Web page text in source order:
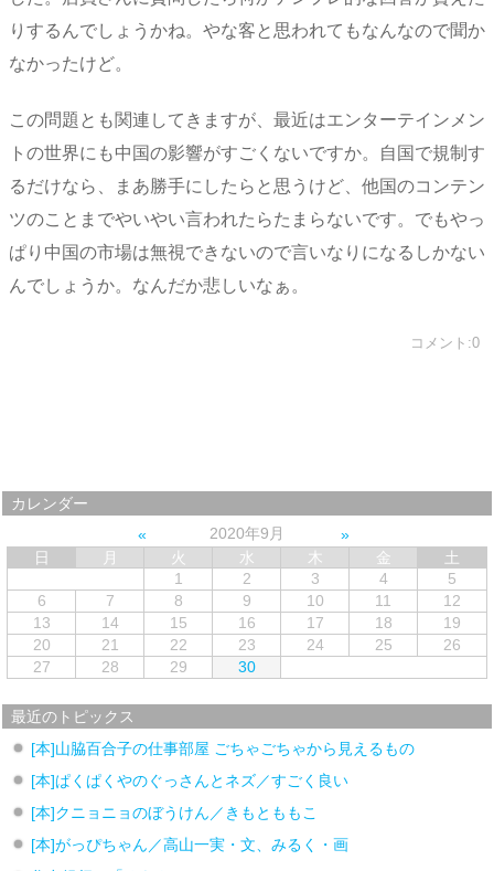
りするんでしょうかね。やな客と思われてもなんなので聞か
なかったけど。
この問題とも関連してきますが、最近はエンターテインメン
トの世界にも中国の影響がすごくないですか。自国で規制す
るだけなら、まあ勝手にしたらと思うけど、他国のコンテン
ツのことまでやいやい言われたらたまらないです。でもやっ
ぱり中国の市場は無視できないので言いなりになるしかない
んでしょうか。なんだか悲しいなぁ。
コメント:0
カレンダー
2020年9月
日
月 火 水 木 金
土
1
2 3 4
5
6
7 8 9 10 11
12
13
14 15 16 17 18
19
20
21 22 23 24 25
26
27
28 29 30
最近のトピックス
[本]山脇百合子の仕事部屋 ごちゃごちゃから見えるもの
[本]ぱくぱくやのぐっさんとネズ／すごく良い
[本]クニョニョのぼうけん／きもとももこ
[本]がっぴちゃん／高山一実・文、みるく・画